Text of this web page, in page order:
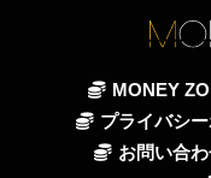
MONEY
プライバシ
お問い合